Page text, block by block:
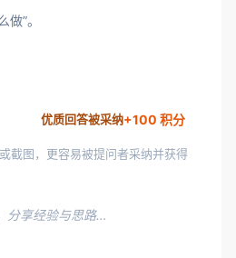
做”。
优质回答被采纳+100 积分
截图，更容易被提问者采纳并获得
分享经验与思路…